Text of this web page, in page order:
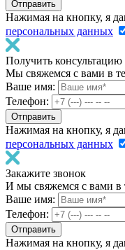
Нажимая на кнопку, я
персональных данных
Получить консультацию
Мы свяжемся с вами в
Ваше имя:
Телефон:
Нажимая на кнопку, я
персональных данных
Закажите звонок
И мы свяжемся с вами в
Ваше имя:
Телефон:
Нажимая на кнопку, я